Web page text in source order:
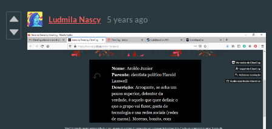
Ludmila Nascy 5 years ago